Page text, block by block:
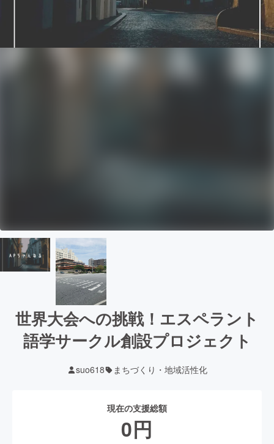
世界大会への挑戦！エスペラント
語学サークル創設プロジェクト
suo618 まちづくり・地域活性化
現在の支援総額
0円